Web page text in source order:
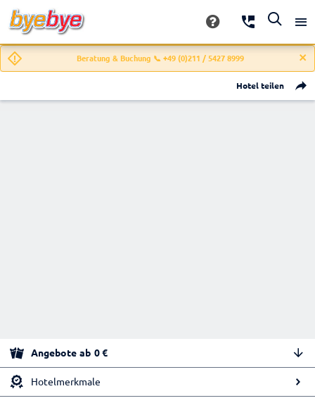
Beratung & Buchung 📞 +49 (0)211 / 5427 8999
Hotel teilen
Angebote ab 0€
Hotelmerkmale